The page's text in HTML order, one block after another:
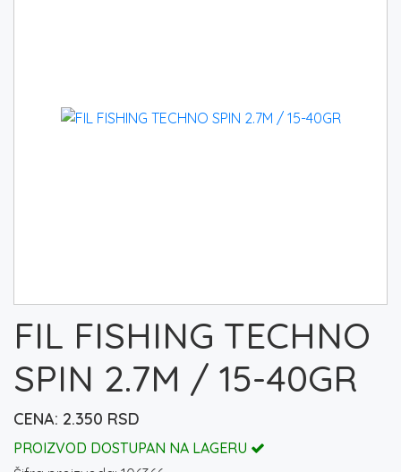
FIL FISHING TECHNO
SPIN 2.7M / 15-40GR
2.350 RSD
PROIZVOD DOSTUPAN NA LAGERU